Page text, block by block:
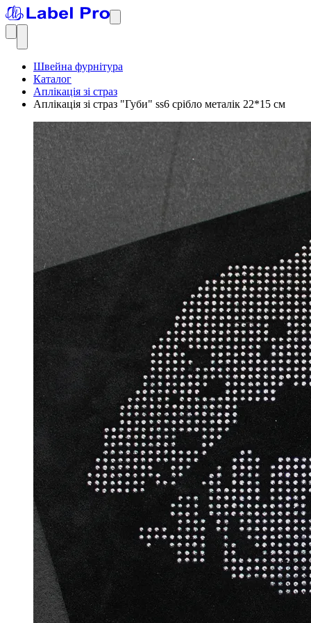
Швейна фурнітура
Каталог
Аплікація зі страз
Аплікація зі страз "Губи" ss6 срібло металік 22*15 см